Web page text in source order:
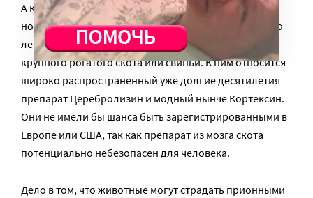
А кроме того, не все из них безопасны. Ряд
ноотропных препаратов имеет серьезные риски. Это
лекарственные средства, полученные из мозга
крупного рогатого скота или свиньи. К ним относится
широко распространенный уже долгие десятилетия
препарат Церебролизин и модный нынче Кортексин.
Они не имели бы шанса быть зарегистрированными в
Европе или США, так как препарат из мозга скота
потенциально небезопасен для человека.
Дело в том, что животные могут страдать прионными